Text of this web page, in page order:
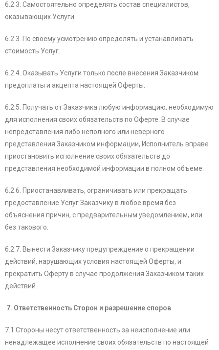
6.2.3. Самостоятельно определять состав специалистов,
оказывающих Услуги.
6.2.3. По своему усмотрению определять и устанавливать
стоимость Услуг.
6.2.4. Оказывать Услуги только после внесения Заказчиком
предоплаты и акцепта настоящей Оферты.
6.2.5. Получать от Заказчика любую информацию, необходимую
для исполнения своих обязательств по Оферте. В случае
непредставления либо неполного или неверного
представления Заказчиком информации, Исполнитель вправе
приостановить исполнение своих обязательств до
представления необходимой информации в полном объеме.
6.2.6. Приостанавливать, ограничивать или прекращать
предоставление Услуг Заказчику в любое время без
объяснения причин, с предварительным уведомлением, или
без такового.
6.2.7. Вынести Заказчику предупреждение о прекращении
действий, нарушающих условия настоящей Оферты, и
прекратить Оферту в случае продолжения Заказчиком таких
действий.
7. Ответственность Сторон и разрешение споров
7.1 Стороны несут ответственность за неисполнение или
ненадлежащее исполнение своих обязательств по настоящей